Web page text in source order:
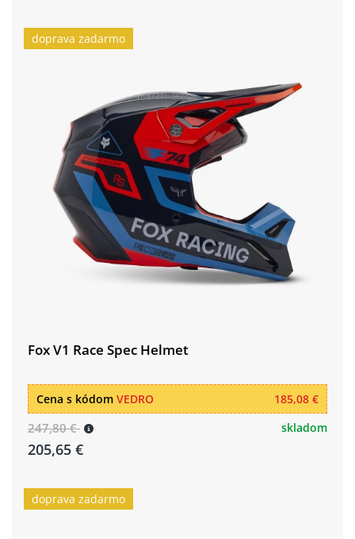
doprava zadarmo
Fox V1 Race Spec Helmet
185,08 €
Cena s kódom VEDRO
247,80 €
205,65 €
skladom
doprava zadarmo